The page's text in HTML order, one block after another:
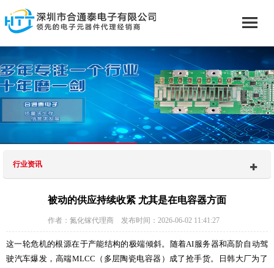
行业资讯
被动的供应持续收紧 尤其是在电容器方面
作者：氮化镓代理商 发布时间：2026-06-02 11:41:27
这一轮危机的根源在于产能结构的极端倾斜。随着AI服务器和高阶自动驾
驶汽车爆发，高端MLCC（多层陶瓷电容器）成了抢手货。日韩大厂为了